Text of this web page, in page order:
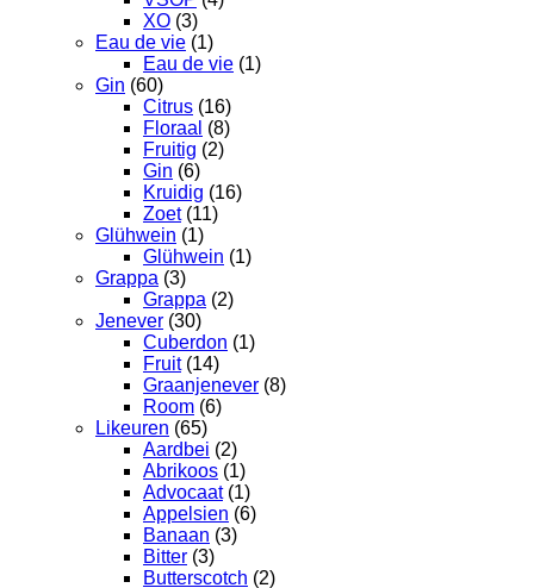
XO (3)
Eau de vie (1)
Eau de vie (1)
Gin (60)
Citrus (16)
Floraal (8)
Fruitig (2)
Gin (6)
Kruidig (16)
Zoet (11)
Glühwein (1)
Glühwein (1)
Grappa (3)
Grappa (2)
Jenever (30)
Cuberdon (1)
Fruit (14)
Graanjenever (8)
Room (6)
Likeuren (65)
Aardbei (2)
Abrikoos (1)
Advocaat (1)
Appelsien (6)
Banaan (3)
Bitter (3)
Butterscotch (2)